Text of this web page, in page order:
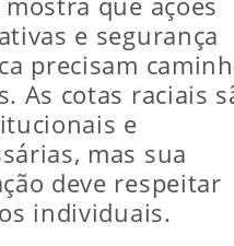
e segurança
precisam
As cotas raciais
e
mas sua
deve respeitar
individuais.